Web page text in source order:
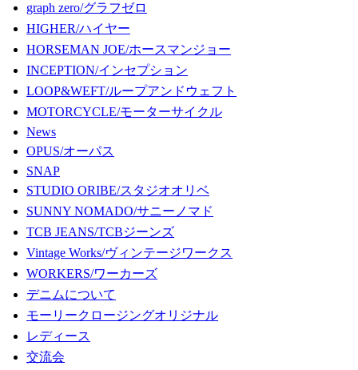
graph zero/グラフゼロ
HIGHER/ハイヤー
HORSEMAN JOE/ホースマンジョー
INCEPTION/インセプション
LOOP&WEFT/ループアンドウェフト
MOTORCYCLE/モーターサイクル
News
OPUS/オーパス
SNAP
STUDIO ORIBE/スタジオオリベ
SUNNY NOMADO/サニーノマド
TCB JEANS/TCBジーンズ
Vintage Works/ヴィンテージワークス
WORKERS/ワーカーズ
デニムについて
モーリークロージングオリジナル
レディース
交流会